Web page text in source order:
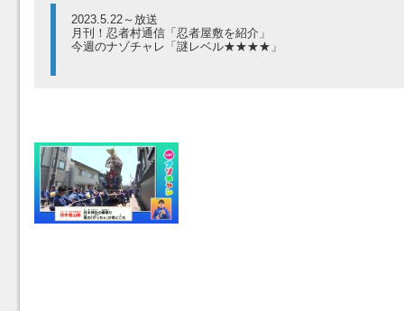
2023.5.22～放送
月刊！忍者村通信「忍者屋敷を紹介」
今週のナゾチャレ「謎レベル★★★★」